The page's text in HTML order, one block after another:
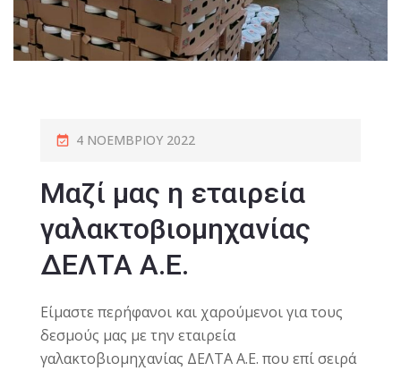
4 ΝΟΕΜΒΡΊΟΥ 2022
Μαζί μας η εταιρεία
γαλακτοβιομηχανίας
ΔΕΛΤΑ Α.Ε.
Eίμαστε περήφανοι και χαρούμενοι για τους
δεσμούς μας με την εταιρεία
γαλακτοβιομηχανίας ΔΕΛΤΑΑ.Ε. που επί σειρά